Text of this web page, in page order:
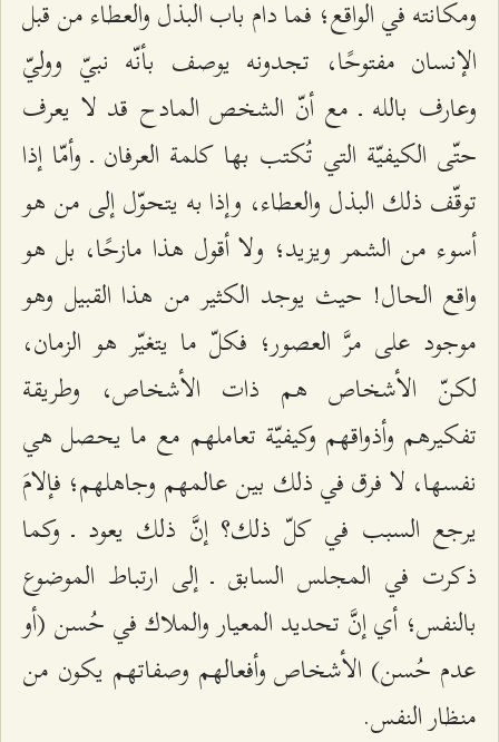
ومكانته في الواقع؛ فما دام باب البذل والعطاء من قبل
الإنسان مفتوحًا، تجدونه يوصف بأنّه نبيّ ووليّ
وعارف بالله ـ مع أنّ الشخص المادح قد لا يعرف
حتّى الكيفيّة التي تُكتب بها كلمة العرفان ـ وأمّا إذا
توقّف ذلك البذل والعطاء، وإذا به يتحوّل إلى من هو
أسوء من الشمر ويزيد؛ ولا أقول هذا مازحًا، بل هو
واقع الحال! حيث يوجد الكثير من هذا القبيل وهو
موجود على مرَّ العصور؛ فكلّ ما يتغيّر هو الزمان،
لكنّ الأشخاص هم ذات الأشخاص، وطريقة
تفكيرهم وأذواقهم وكيفيّة تعاملهم مع ما يحصل هي
نفسها، لا فرق في ذلك بين عالمهم وجاهلهم؛ فإلامَ
يرجع السبب في كلّ ذلك؟ إنَّ ذلك يعود ـ وكما
ذكرت في المجلس السابق ـ إلى ارتباط الموضوع
بالنفس؛ أي إنَّ تحديد المعيار والملاك في حُسن (أو
عدم حُسن) الأشخاص وأفعالهم وصفاتهم يكون من
منظار النفس.